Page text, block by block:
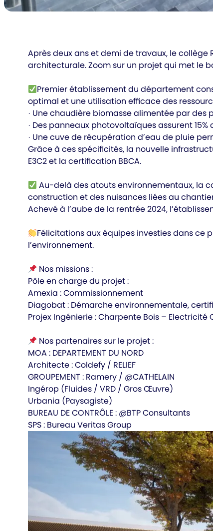
Après deux ans et demi de travaux, le collège
architecturale. Zoom sur un projet qui met le
Premier établissement du département
optimal et une utilisation efficace des
· Une chaudière biomasse alimentée par des
· Des panneaux photovoltaïques assurent
· Une cuve de récupération d’eau de pluie
Grâce à ces spécificités, la nouvelle
E3C2 et la certification BBCA.
Au-delà des atouts environnementaux, la
construction et des nuisances liées au
Achevé à l’aube de la rentrée 2024,
Félicitations aux équipes investies dans ce
l’environnement.
Nos missions :
Pôle en charge du projet :
Amexia : Commissionnement
Diagobat : Démarche environnementale,
Projex Ingénierie : Charpente Bois – Electricité
Nos partenaires sur le projet :
MOA : DEPARTEMENT DU NORD
Architecte : Coldefy / RELIEF
GROUPEMENT : Ramery / @CATHELAIN
Ingérop (Fluides / VRD / Gros Œuvre)
Urbania (Paysagiste)
BUREAU DE CONTRÔLE : @BTP Consultants
SPS : Bureau Veritas Group